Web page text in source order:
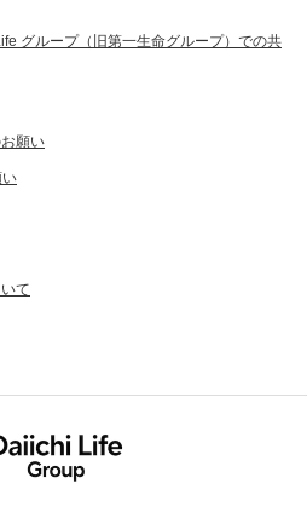
グループ（旧第一生命グループ）での共
願い
い
て